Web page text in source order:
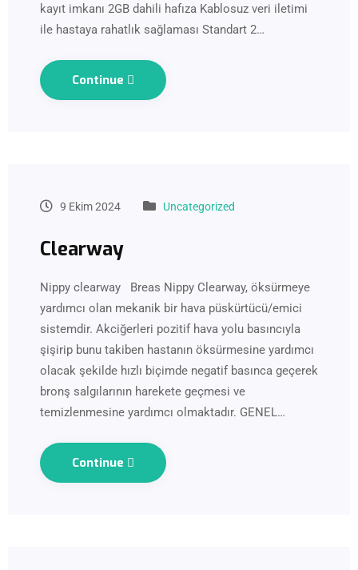
kayıt imkanı 2GB dahili hafıza Kablosuz veri iletimi
ile hastaya rahatlık sağlaması Standart 2…
Continue
9 Ekim 2024 Uncategorized
Clearway
Nippy clearway Breas Nippy Clearway, öksürmeye
yardımcı olan mekanik bir hava püskürtücü/emici
sistemdir. Akciğerleri pozitif hava yolu basıncıyla
şişirip bunu takiben hastanın öksürmesine yardımcı
olacak şekilde hızlı biçimde negatif basınca geçerek
bronş salgılarının harekete geçmesi ve
temizlenmesine yardımcı olmaktadır. GENEL…
Continue